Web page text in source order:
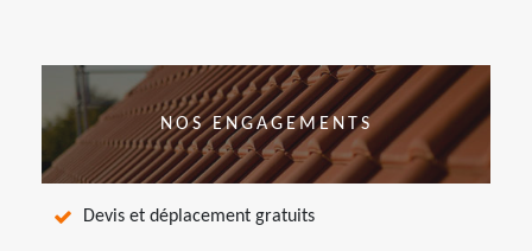
NOS ENGAGEMENTS
Devis et déplacement gratuits